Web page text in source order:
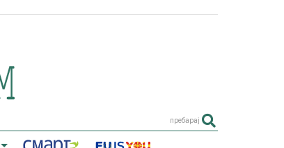
пребарај